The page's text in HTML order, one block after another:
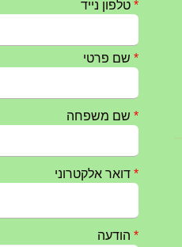
טקס ההתיחדות עם החללים לשנת 2025 – 10 יוני 2025
מופע הגבעטרון ב 10.10.2024 נדחה בשל המצב הבטחוני
חרבות ברזל – הודעה 1 – 14.10.2023